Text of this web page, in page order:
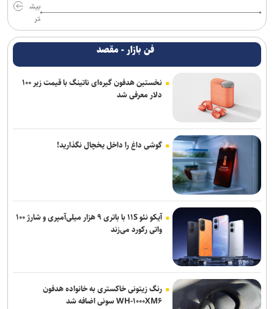
بیش
تر
فن بازار - مقصد
نخستین هدفون گیره‌ای ناتینگ با قیمت زیر ۱۰۰
دلار معرفی شد
گوشی داغ را داخل یخچال نگذارید!
آیکو نئو ۱۱S با باتری ۹ هزار میلی‌آمپری و شارژ ۱۰۰
واتی رکورد می‌زند
رنگ زیتونی خاکستری به خانواده هدفون
WH-۱۰۰۰XM۶ سونی اضافه شد